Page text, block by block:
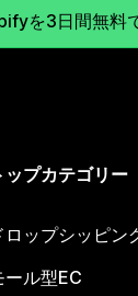
を3日間無料
ップカテゴリー
ロップシッピン
ール型EC